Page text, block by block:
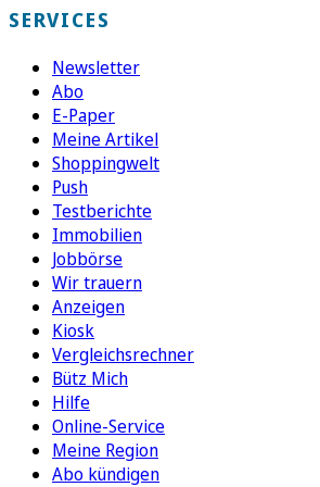
SERVICES
Newsletter
Abo
E-Paper
Meine Artikel
Shoppingwelt
Push
Testberichte
Immobilien
Jobbörse
Wir trauern
Anzeigen
Kiosk
Vergleichsrechner
Bütz Mich
Hilfe
Online-Service
Meine Region
Abo kündigen